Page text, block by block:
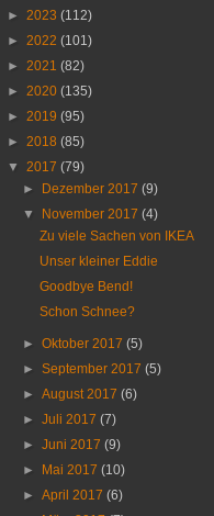
► 2023 (112)
► 2022 (101)
► 2021 (82)
► 2020 (135)
► 2019 (95)
► 2018 (85)
▼ 2017 (79)
►
Dezember 2017(9)
▼
November 2017(4)
Zu viele Sachen von IKEA
Unser kleiner Eddie
Goodbye Bend!
Schon Schnee?
►Oktober 2017(5)
►September 2017(5)
►August 2017(6)
►Juli 2017(7)
►Juni 2017(9)
►
Mai 2017(10)
►April 2017(6)